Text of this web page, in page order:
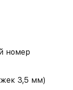
номер
3,5 мм)